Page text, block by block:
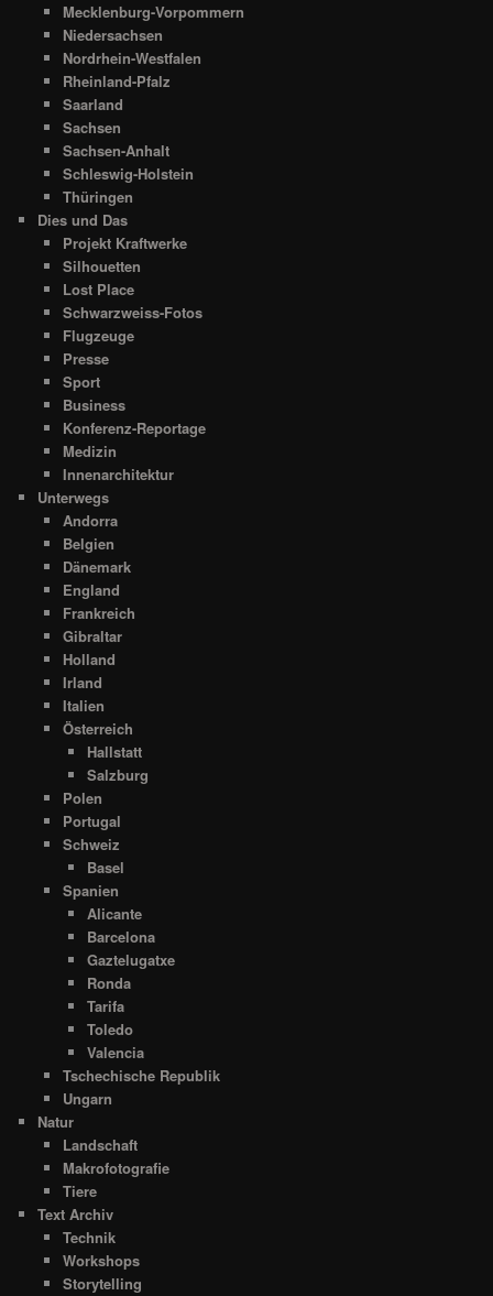
Mecklenburg-Vorpommern
Niedersachsen
Nordrhein-Westfalen
Rheinland-Pfalz
Saarland
Sachsen
Sachsen-Anhalt
Schleswig-Holstein
Thüringen
Dies und Das
Projekt Kraftwerke
Silhouetten
Lost Place
Schwarzweiss-Fotos
Flugzeuge
Presse
Sport
Business
Konferenz-Reportage
Medizin
Innenarchitektur
Unterwegs
Andorra
Belgien
Dänemark
England
Frankreich
Gibraltar
Holland
Irland
Italien
Österreich
Hallstatt
Salzburg
Polen
Portugal
Schweiz
Basel
Spanien
Alicante
Barcelona
Gaztelugatxe
Ronda
Tarifa
Toledo
Valencia
Tschechische Republik
Ungarn
Natur
Landschaft
Makrofotografie
Tiere
Text Archiv
Technik
Workshops
Storytelling